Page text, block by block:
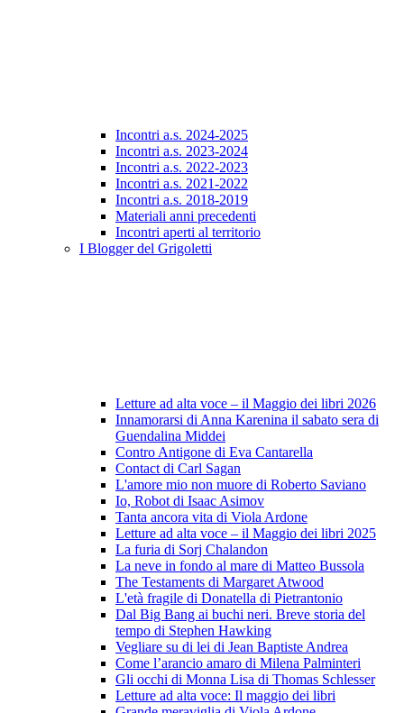
Incontri a.s. 2024-2025
Incontri a.s. 2023-2024
Incontri a.s. 2022-2023
Incontri a.s. 2021-2022
Incontri a.s. 2018-2019
Materiali anni precedenti
Incontri aperti al territorio
I Blogger del Grigoletti
Letture ad alta voce – il Maggio dei libri 2026
Innamorarsi di Anna Karenina il sabato sera di
Guendalina Middei
Contro Antigone di Eva Cantarella
Contact di Carl Sagan
L'amore mio non muore di Roberto Saviano
Io, Robot di Isaac Asimov
Tanta ancora vita di Viola Ardone
Letture ad alta voce – il Maggio dei libri 2025
La furia di Sorj Chalandon
La neve in fondo al mare di Matteo Bussola
The Testaments di Margaret Atwood
L'età fragile di Donatella di Pietrantonio
Dal Big Bang ai buchi neri. Breve storia del
tempo di Stephen Hawking
Vegliare su di lei di Jean Baptiste Andrea
Come l’arancio amaro di Milena Palminteri
Gli occhi di Monna Lisa di Thomas Schlesser
Letture ad alta voce: Il maggio dei libri